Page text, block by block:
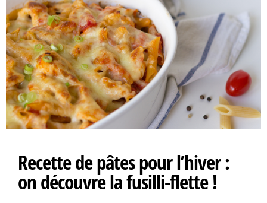
Recette de pâtes pour l’hiver :
on découvre la fusilli-flette !